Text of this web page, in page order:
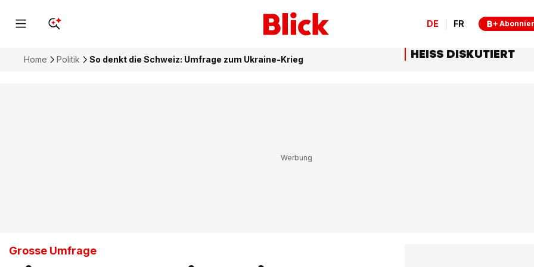
DE FR
Home Politik So denkt die Schweiz: Umfrage zum Ukraine-Krieg
Grosse Umfrage
HEISS DISKUTIERT